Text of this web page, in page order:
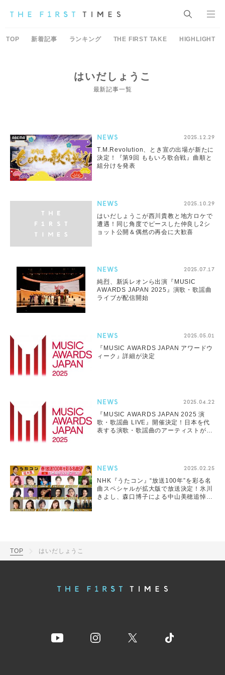
TOP 新着記事 ランキング THE FIRST TAKE HIGHLIGHT
はいだしょうこ
最新記事一覧
NEWS 2025.12.29
T.M.Revolution、とき宣の出場が新たに
決定！『第9回 ももいろ歌合戦』曲順と
組分けを発表
NEWS 2025.10.29
はいだしょうこが西川貴教と地方ロケで
遭遇！同じ角度でピースした仲良し2シ
ョット公開＆偶然の再会に大歓喜
NEWS 2025.07.17
純烈、新浜レオンら出演『MUSIC
AWARDS JAPAN 2025』演歌・歌謡曲
ライブが配信開始
NEWS 2025.05.01
『MUSIC AWARDS JAPAN アワードウ
ィーク』詳細が決定
NEWS 2025.04.22
『MUSIC AWARDS JAPAN 2025 演
歌・歌謡曲 LIVE』開催決定！日本を代
表する演歌・歌謡曲のアーティストが出
NEWS 2025.02.25
NHK『うたコン』“放送100年”を彩る名
曲スペシャルが拡大版で放送決定！氷川
きよし、森口博子による中山美穂追悼歌
TOP はいだしょうこ